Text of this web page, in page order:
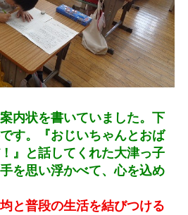
内状を書いていました。下
す。『おじいちゃんとおば
』と話してくれた大津っ子
を思い浮かべて、心を込め
と普段の生活を結びつける